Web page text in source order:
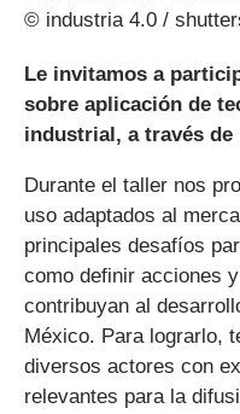
© industria 4.0 /
Le invitamos a
sobre aplicación de
industrial, a través
Durante el taller nos
uso adaptados al
principales desafíos
como definir acciones
contribuyan al
México. Para lograrlo,
diversos actores con
relevantes para la